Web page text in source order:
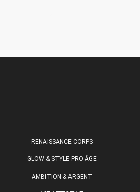
RENAISSANCE CORPS
GLOW & STYLE PRO-ÂGE
AMBITION & ARGENT